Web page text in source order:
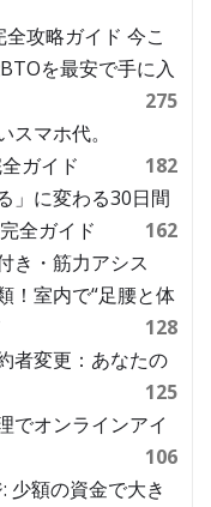
攻略ガイド 今こ
を最安で手に入
275
マホ代。
ガイド
182
」に変わる30日間
全ガイド
162
き・筋力アシス
！室内で“足腰と体
128
者変更：あなたの
125
でオンラインアイ
106
少額の資金で大き